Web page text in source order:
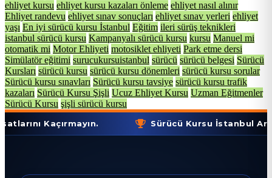
ehliyet kursu ehliyet kursu kazaları önleme ehliyet nasıl alınır
Ehliyet randevu ehliyet sınav sonuçları ehliyet sınav yerleri ehliyet
yaşı En iyi sürücü kursu İstanbul Eğitim ileri sürüş teknikleri
istanbul sürücü kursu Kampanyalı sürücü kursu kursu Manuel mi
otomatik mi Motor Ehliyeti motosiklet ehliyeti Park etme dersi
Simülatör eğitimi surucukursuistanbul sürücü sürücü belgesi Sürücü
Kursları sürücü kursu sürücü kursu dönemleri sürücü kursu sorular
Sürücü kursu sınavları Sürücü kursu tavsiye sürücü kursu trafik
kazaları Sürücü Kursu Şişli Ucuz Ehliyet Kursu Uzman Eğitmenler
Sürücü Kursu şişli sürücü kursu
Sürücü Kursu İstanbul